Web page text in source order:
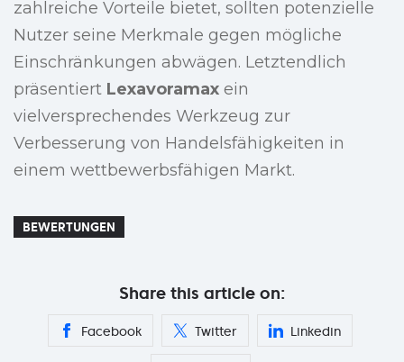
zahlreiche Vorteile bietet, sollten potenzielle
Nutzer seine Merkmale gegen mögliche
Einschränkungen abwägen. Letztendlich
präsentiert Lexavoramax ein
vielversprechendes Werkzeug zur
Verbesserung von Handelsfähigkeiten in
einem wettbewerbsfähigen Markt.
BEWERTUNGEN
Share this article on:
Facebook Twitter Linkedin